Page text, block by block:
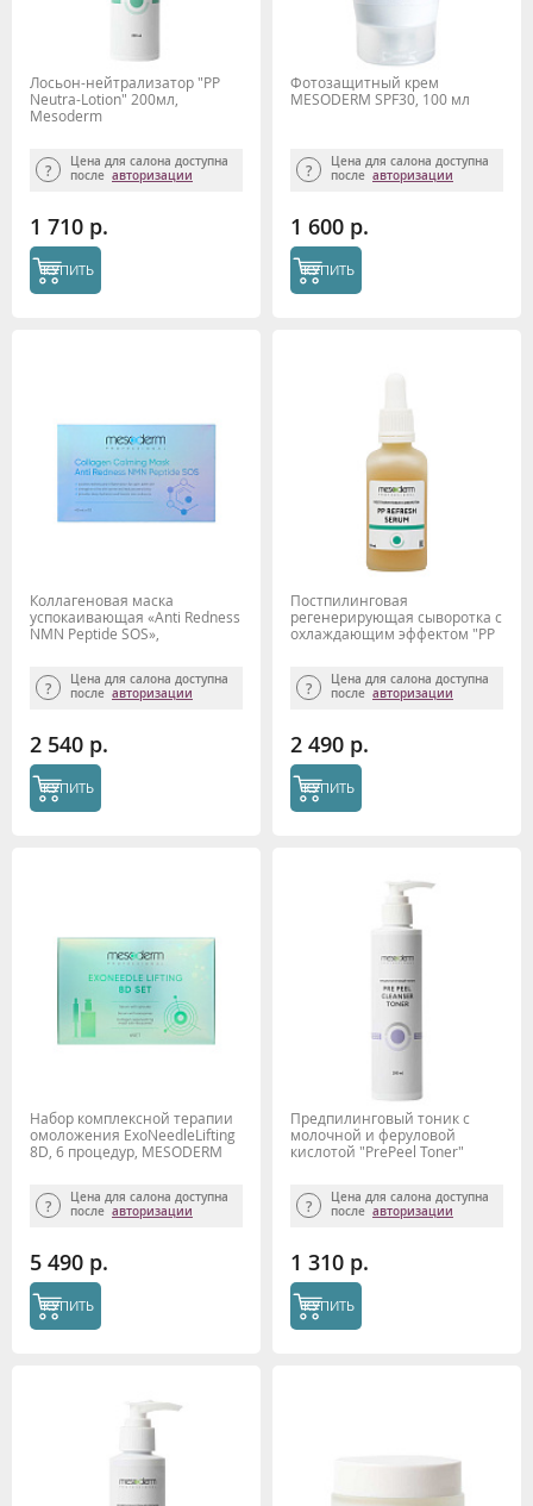
Лосьон-нейтрализатор "PP
Neutra-Lotion" 200мл,
Mesoderm
Цена для салона доступна
после авторизации
1 710 р.
КУПИТЬ
Фотозащитный крем
MESODERM SPF30, 100 мл
Цена для салона доступна
после авторизации
1 600 р.
КУПИТЬ
Коллагеновая маска
успокаивающая «Anti Redness
NMN Peptide SOS»,
Цена для салона доступна
после авторизации
2 540 р.
КУПИТЬ
Постпилинговая
регенерирующая сыворотка с
охлаждающим эффектом "PP
Цена для салона доступна
после авторизации
2 490 р.
КУПИТЬ
Набор комплексной терапии
омоложения ExoNeedleLifting
8D, 6 процедур, MESODERM
Цена для салона доступна
после авторизации
5 490 р.
КУПИТЬ
Предпилинговый тоник с
молочной и феруловой
кислотой "PrePeel Toner"
Цена для салона доступна
после авторизации
1 310 р.
КУПИТЬ